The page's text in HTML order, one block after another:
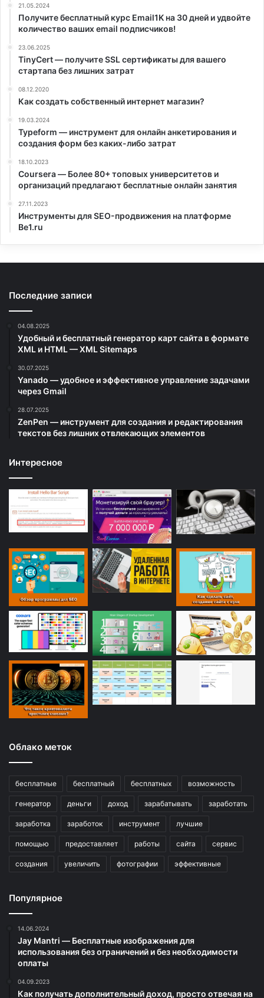
21.05.2024
Получите бесплатный курс Email1K на 30 дней и удвойте
количество ваших email подписчиков!
23.06.2025
TinyCert — получите SSL сертификаты для вашего
стартапа без лишних затрат
08.12.2020
Как создать собственный интернет магазин?
19.03.2024
Typeform — инструмент для онлайн анкетирования и
создания форм без каких-либо затрат
18.10.2023
Coursera — Более 80+ топовых университетов и
организаций предлагают бесплатные онлайн занятия
27.11.2023
Инструменты для SEO-продвижения на платформе
Be1.ru
Последние записи
04.08.2025
Удобный и бесплатный генератор карт сайта в формате
XML и HTML — XML Sitemaps
30.07.2025
Yanado — удобное и эффективное управление задачами
через Gmail
28.07.2025
ZenPen — инструмент для создания и редактирования
текстов без лишних отвлекающих элементов
Интересное
Облако меток
бесплатные бесплатный бесплатных возможность
генератор деньги доход зарабатывать заработать
заработка заработок инструмент лучшие
помощью предоставляет работы сайта сервис
создания увеличить фотографии эффективные
Популярное
14.06.2024
Jay Mantri — Бесплатные изображения для
использования без ограничений и без необходимости
оплаты
04.09.2023
Как получать дополнительный доход, просто отвечая на